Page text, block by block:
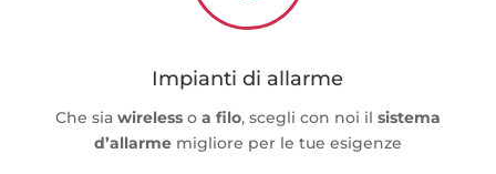
Impianti di allarme
Che sia wirelesso a filo, scegli con noi il sistema
d’allarmemigliore per le tue esigenze